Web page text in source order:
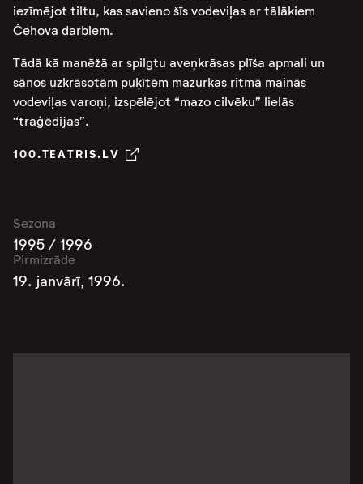
iezīmējot tiltu, kas savieno šīs vodeviļas ar tālākiem
Čehova darbiem.
Tādā kā manēžā ar spilgtu aveņkrāsas plīša apmali un
sānos uzkrāsotām puķītēm mazurkas ritmā mainās
vodeviļas varoņi, izspēlējot “mazo cilvēku” lielās
“traģēdijas”.
100.TEATRIS.LV
Sezona
1995 / 1996
Pirmizrāde
19. janvārī, 1996.